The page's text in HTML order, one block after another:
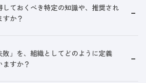
しておくべき特定の知識や、推奨され
すか？
敗」を、組織としてどのように定義
ますか？